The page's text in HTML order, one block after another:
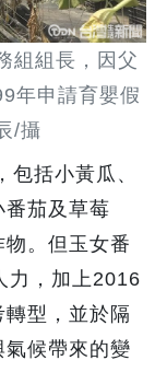
組組長，因父
年申請育嬰假
/攝
括小黃瓜、
茄及草莓
。但玉女番
力，加上2016
型，並於隔
候帶來的變